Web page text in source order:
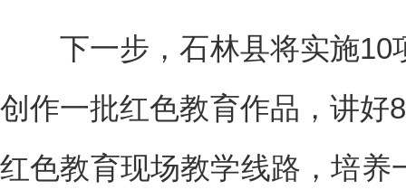
下一步，石林县将实施10
创作一批红色教育作品，讲好
红色教育现场教学线路，培养